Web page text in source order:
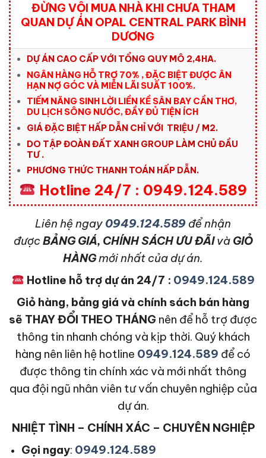
ĐỪNG VỘI MUA NHÀ KHI CHƯA THAM
QUAN DỰ ÁN OPAL CENTRAL PARK BÌNH
DƯƠNG
DỰ ÁN CAO CẤP VỚI TỔNG QUY MÔ 2,4HA.
NGÂN HÀNG HỖ TRỢ 70% , ĐẶC BIỆT ĐƯỢC ÂN
HẠN NỢ GÓC VÀ MIỄN LÃI SUẤT 100%.
TIẾM NĂNG SINH LỜI LIỀN KỀ SÂN BAY CẦN THƠ,
DU LỊCH SÔNG NƯỚC, ĐẦY ĐỦ TIỆN ÍCH
GIÁ ĐẶC BIỆT HẤP DẪN CHỈ VỚI TRIỆU / M2.
DO TẬP ĐOÀN ĐẤT XANH GROUP LÀM CHỦ ĐẦU
TƯ .
PHƯƠNG THỨC THANH TOÁN HẤP DẪN.
Hotline 24/7 : 0949.124.589
Liên hệ ngay 0949.124.589 để nhận
được BẢNG GIÁ, CHÍNH SÁCH ƯU ĐÃIvàGIỎ
HÀNGmới nhất của dự án.
Hotline hỗ trợ dự án 24/7 : 0949.124.589
Giỏ hàng, bảng giá và chính sách bán hàng
sẽ THAY ĐỔI THEO THÁNG nên để hỗ trợ được
thông tin nhanh chóng và kịp thời. Quý khách
hàng nên liên hệ hotline 0949.124.589 để có
được thông tin chính xác và mới nhất thông
qua đội ngũ nhân viên tư vấn chuyên nghiệp của
dự án.
NHIỆT TÌNH – CHÍNH XÁC – CHUYÊN NGHIỆP
Gọi ngay: 0949.124.589